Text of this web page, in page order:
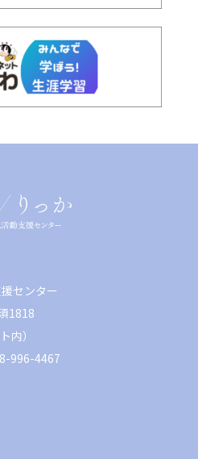
センター
1818
内）
996-4467